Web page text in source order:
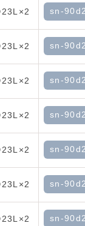
sn-
sn-
sn-
sn-
sn-
sn-
sn-